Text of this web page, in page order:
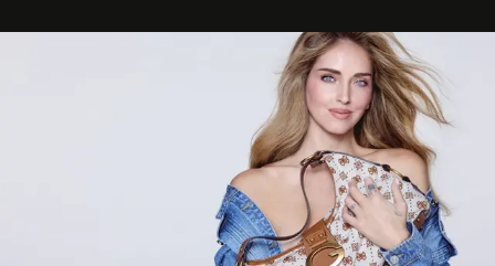
unsurlarından biri olarak öne çıkıyor.